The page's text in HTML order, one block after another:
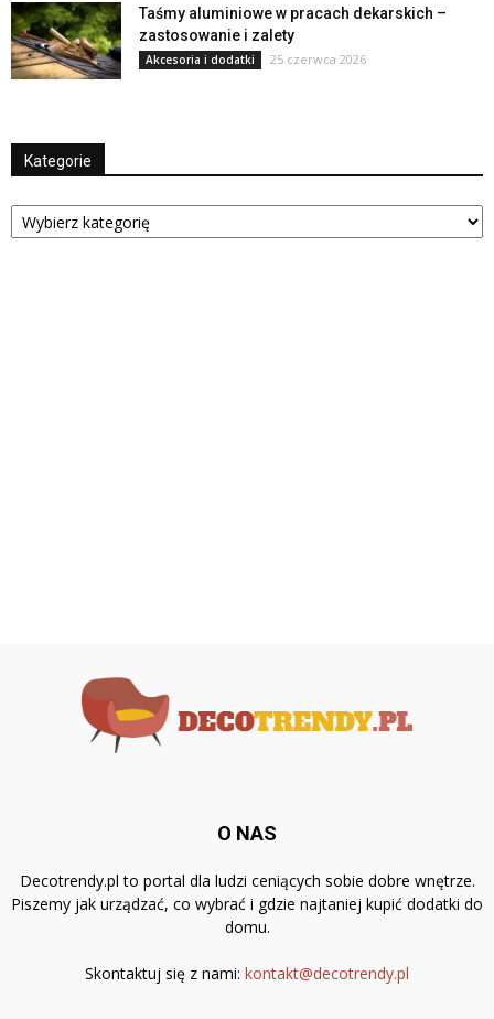
Taśmy aluminiowe w pracach dekarskich –
zastosowanie i zalety
Akcesoria i dodatki 25 czerwca 2026
Kategorie
Kategorie
O NAS
Decotrendy.pl to portal dla ludzi ceniących sobie dobre wnętrze.
Piszemy jak urządzać, co wybrać i gdzie najtaniej kupić dodatki do
domu.
Skontaktuj się z nami: kontakt@decotrendy.pl